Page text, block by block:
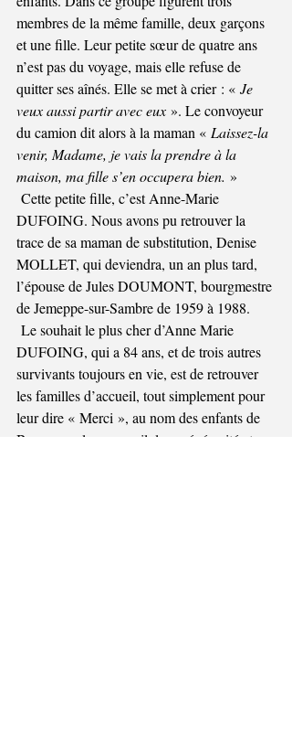
membres de la même famille, deux garçons
et une fille. Leur petite sœur de quatre ans
n’est pas du voyage, mais elle refuse de
quitter ses aînés. Elle se met à crier : « Je
veux aussi partir avec eux ». Le convoyeur
du camion dit alors à la maman « Laissez-la
venir, Madame, je vais la prendre à la
maison, ma fille s’en occupera bien. »
Cette petite fille, c’est Anne-Marie
DUFOING. Nous avons pu retrouver la
trace de sa maman de substitution, Denise
MOLLET, qui deviendra, un an plus tard,
l’épouse de Jules DOUMONT, bourgmestre
de Jemeppe-sur-Sambre de 1959 à 1988.
Le souhait le plus cher d’Anne Marie
DUFOING, qui a 84 ans, et de trois autres
survivants toujours en vie, est de retrouver
les familles d’accueil, tout simplement pour
leur dire « Merci », au nom des enfants de
Bure, pour leur accueil, leur générosité et